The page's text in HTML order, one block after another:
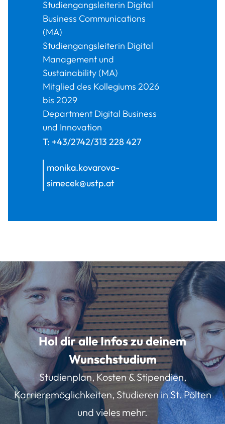
Studiengangsleiterin Digital
Business Communications
(MA)
Studiengangsleiterin Digital
Management und
Sustainability (MA)
Mitglied des Kollegiums 2026
bis 2029
Department Digital Business
und Innovation
T: +43/2742/313 228 427
monika.kovarova-
simecek@ustp.at
Hol dir alle Infos zu deinem
Wunschstudium
Studienplan, Kosten & Stipendien,
Karrieremöglichkeiten, Studieren in St. Pölten
und vieles mehr.